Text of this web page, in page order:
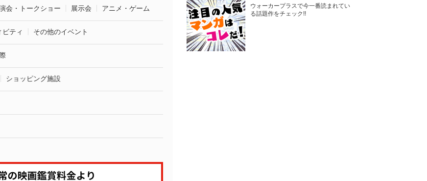
会・トークショー 展示会 アニメ・ゲーム
ティ その他のイベント
ショッピング施設
ウォーカープラスで今一番読まれてい
る話題作をチェック!!